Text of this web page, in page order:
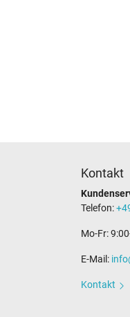
Kontakt
Telefon:
Mo-Fr:
E-Mail:
Kontakt